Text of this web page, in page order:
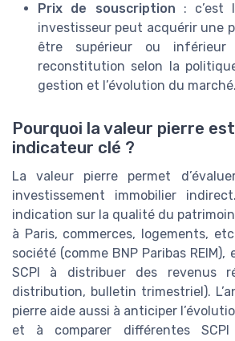
Prix de souscription : c’est
investisseur peut acquérir une
être supérieur ou
reconstitution selon la
gestion et l’évolution du marché.
Pourquoi la valeur pierre
indicateur clé ?
La valeur pierre permet
investissement immobilier
indication sur la qualité du
à Paris, commerces, logements,
société (comme BNP Paribas
SCPI à distribuer des revenus
distribution, bulletin trimestriel).
pierre aide aussi à anticiper
et à comparer différentes SCPI